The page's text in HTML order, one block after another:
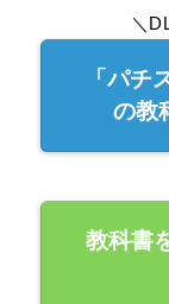
＼
「パチ
の教
教科書